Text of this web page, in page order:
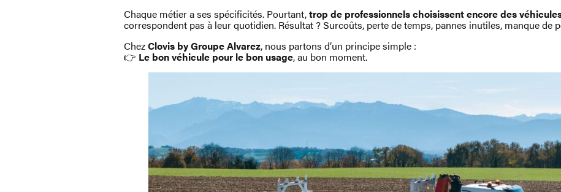
Chaque métier a ses spécificités. Pourtant,trop de professionnels choisissent encore des
correspondent pas à leur quotidien. Résultat ? Surcoûts, perte de temps, pannes inutiles, manque de
ChezClovis by Groupe Alvarez, nous partons d’un principe simple :
👉 Le bon véhicule pour le bon usage, au bon moment.